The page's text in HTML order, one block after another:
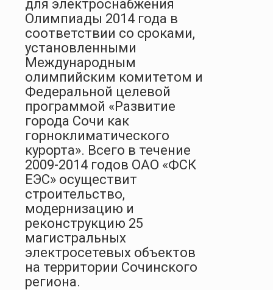
для электроснабжения
Олимпиады 2014 года в
соответствии со сроками,
установленными
Международным
олимпийским комитетом и
Федеральной целевой
программой «Развитие
города Сочи как
горноклиматического
курорта». Всего в течение
2009-2014 годов ОАО «ФСК
ЕЭС» осуществит
строительство,
модернизацию и
реконструкцию 25
магистральных
электросетевых объектов
на территории Сочинского
региона.